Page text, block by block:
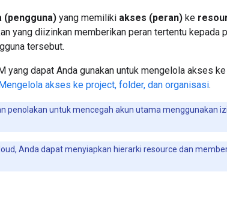
(pengguna) yang memiliki akses (peran) ke
yang diizinkan memberikan peran tertentu kepada
tersebut.
yang dapat Anda gunakan untuk mengelola akses
akses ke project, folder, dan organisasi.
penolakan untuk mencegah akun utama menggunakan
Anda dapat menyiapkan hierarki resource dan